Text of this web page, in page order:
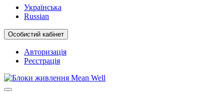
Українська
Russian
Особистий кабінет
Авторизація
Реєстрація